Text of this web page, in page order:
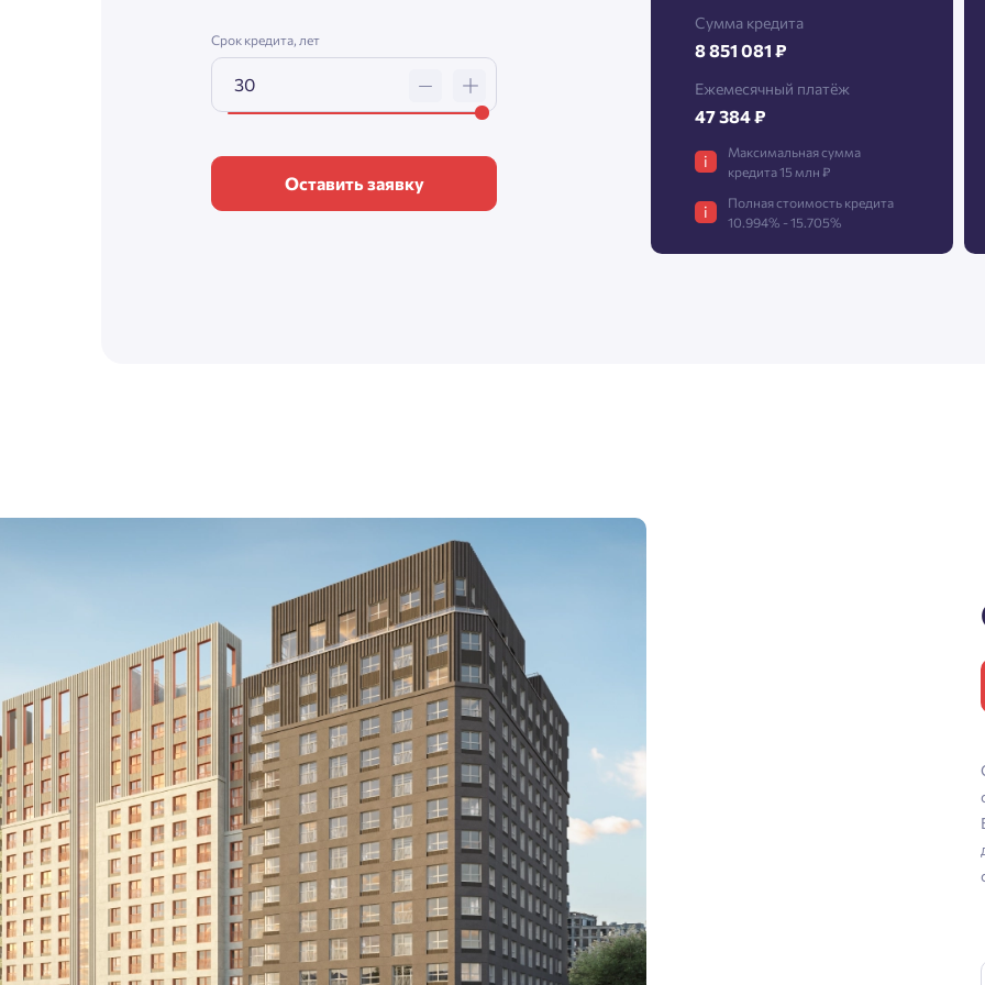
Срок кредита, лет
Оставить заявку
Сумма кредита
8 851 081 ₽
Ежемесячный платёж
47 384 ₽
i
Максимальная сумма
кредита 15 млн ₽
i
Полная стоимость кредита
10.994% - 15.705%
Подтвердить